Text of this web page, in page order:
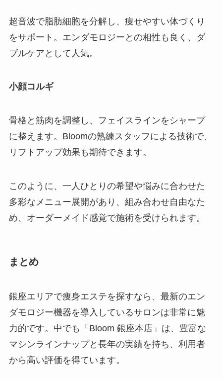
超音波で脂肪細胞を分解し、痩せやすい体づくり
をサポート。エンダモロジーとの相性も良く、ダ
ブルケアとして人気。
小顔コルギ
骨格と筋肉を調整し、フェイスラインをシャープ
に整えます。Bloomの熟練スタッフによる技術で、
リフトアップ効果も期待できます。
このように、一人ひとりの希望や悩みに合わせた
多彩なメニュー展開があり、組み合わせ自由なた
め、オーダーメイド感覚で施術を受けられます。
まとめ
銀座エリアで痩身エステを探すなら、最新のエン
ダモロジー機器を導入しているサロンは非常に魅
力的です。中でも「Bloom 銀座本店」は、豊富な
マシンラインナップと長年の実績を持ち、利用者
から高い評価を得ています。